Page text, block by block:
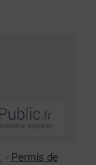
> Permis de